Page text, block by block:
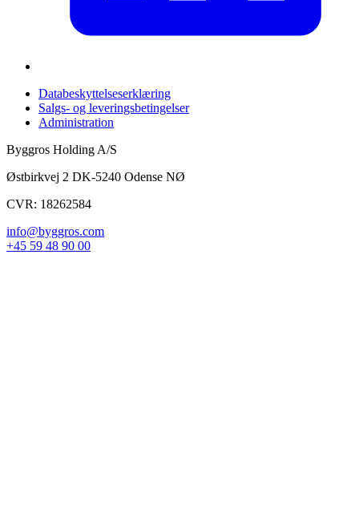
Databeskyttelseserklæring
Salgs- og leveringsbetingelser
Administration
Byggros Holding A/S
Østbirkvej 2 DK-5240 Odense NØ
CVR: 18262584
info@byggros.com
+45 59 48 90 00